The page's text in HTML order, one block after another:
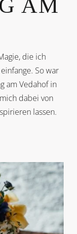
AM
die ich
So war
am Vedahof in
dabei von
lassen.